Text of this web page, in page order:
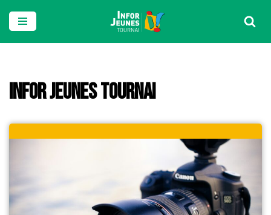
Aller
au
Infor Jeunes Tournai